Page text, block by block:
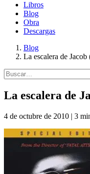
Libros
Blog
Obra
Descargas
Blog
La escalera de Jacob
La escalera de
4 de octubre de 2010 | 3